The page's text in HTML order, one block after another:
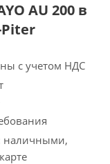
AU 200 в
Piter
с учетом НДС
наличными,